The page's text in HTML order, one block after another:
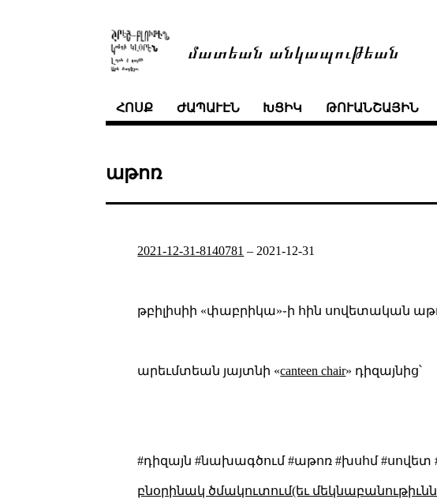
մատեան անկապութեան
ՀՈՍՔ ԺԱՊԱՒԷՆ ԽՑԻԿ ԹՈՒԱՆՇԱՅԻՆ
աթոռ
2021-12-31-8140781 – 2021-12-31
թբիլիսիի «փաբրիկա»֊ի հին սովետական
արեւմտեան յայտնի «canteen chair» դիզայնից՝
#դիզայն #նախագծում #աթոռ #խսհմ
բնօրինակ ծմակուտում(եւ